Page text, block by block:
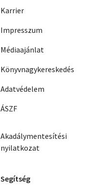
Karrier
Impresszum
Médiaajánlat
Könyvnagykereskedés
Adatvédelem
ÁSZF
Akadálymentesítési
nyilatkozat
Segítség